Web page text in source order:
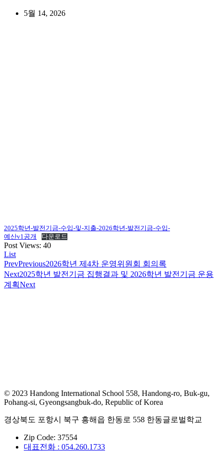
5월 14, 2026
2025학년-발전기금-수입-및-지출-2026학년-발전기금-수입-
예산v1공개
다운로드
Post Views: 40
List
PrevPrevious2026학년 제4차 운영위원회 회의록
Next2025학년 발전기금 집행결과 및 2026학년 발전기금 운용
계획Next
© 2023 Handong International School 558, Handong-ro, Buk-gu,
Pohang-si, Gyeongsangbuk-do, Republic of Korea
경상북도 포항시 북구 흥해읍 한동로 558 한동글로벌학교
Zip Code: 37554
대표전화 : 054.260.1733